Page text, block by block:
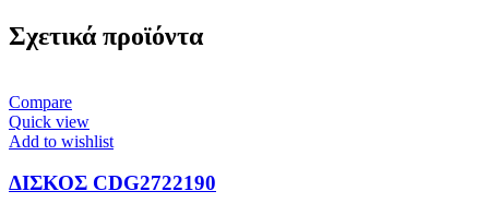
Σχετικά προϊόντα
Compare
Quick view
Add to wishlist
ΔΙΣΚΟΣ CDG2722190